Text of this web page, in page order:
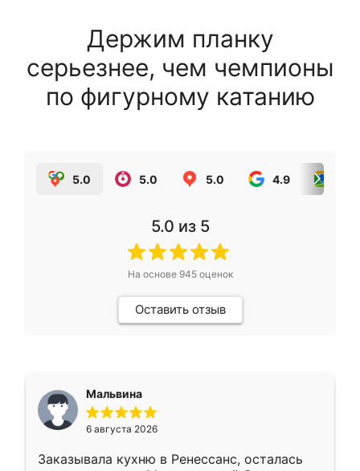
Держим планку
серьезнее, чем чемпионы
по фигурному катанию
5.0 5.0 5.0 4.9
5.0 из 5
На основе 945оценок
Оставить отзыв
Мальвина
6 августа 2026
Заказывала кухню в Ренессанс, осталась